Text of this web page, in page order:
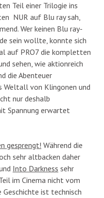
Teil einer Trilogie ins
NUR auf Blu ray sah,
Wer keinen Blu ray-
sein wollte, konnte sich
auf PRO7 die kompletten
sehen, wie aktionreich
die Abenteuer
Weltall von Klingonen und
nur deshalb
Spannung erwartet
gesprengt! Während die
sehr altbacken daher
Into Darkness sehr
im Cinema nicht vom
Geschichte ist technisch